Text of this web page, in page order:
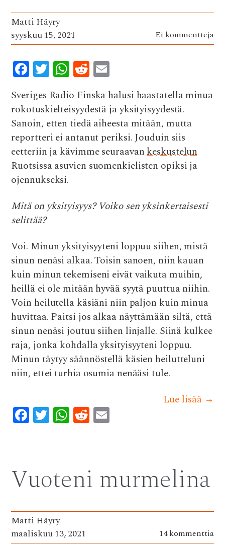
Matti Häyry
syyskuu 15, 2021
Ei kommentteja
F
ac
e
b
o
o
k
T
w
it
te
r
W
h
at
s
A
p
p
R
e
d
di
t
m
ai
l
Sveriges Radio Finska halusi haastatella minua
rokotuskielteisyydestä ja yksityisyydestä.
Sanoin, etten tiedä aiheesta mitään, mutta
reportteri ei antanut periksi. Jouduin siis
eetteriin ja kävimme seuraavankeskustelun
Ruotsissa asuvien suomenkielisten opiksi ja
ojennukseksi.
Mitä on yksityisyys? Voiko sen yksinkertaisesti
selittää?
Voi. Minun yksityisyyteni loppuu siihen, mistä
sinun nenäsi alkaa. Toisin sanoen, niin kauan
kuin minun tekemiseni eivät vaikuta muihin,
heillä ei ole mitään hyvää syytä puuttua niihin.
Voin heilutella käsiäni niin paljon kuin minua
huvittaa. Paitsi jos alkaa näyttämään siltä, että
sinun nenäsi joutuu siihen linjalle. Siinä kulkee
raja, jonka kohdalla yksityisyyteni loppuu.
Minun täytyy säännöstellä käsien heilutteluni
niin, ettei turhia osumia nenääsi tule.
Lue lisää →
F
ac
o
o
k
T
w
r
W
h
A
p
p
R
e
t
Vuoteni murmelina
Matti Häyry
maaliskuu 13, 2021
14 kommenttia